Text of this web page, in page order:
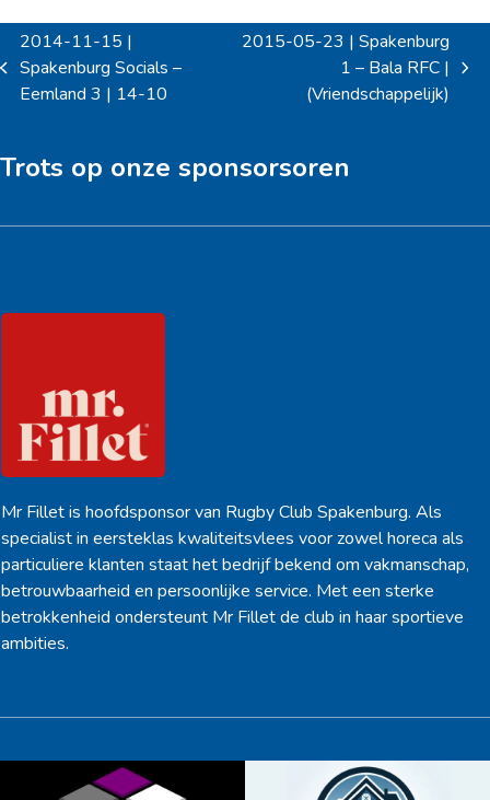
previous
post:
2014-11-15 |
Spakenburg Socials –
Eemland 3 | 14-10
2015-05-23 | Spakenburg
1 – Bala RFC |
(Vriendschappelijk)
Trots op onze sponsorsoren
Mr Fillet is hoofdsponsor van Rugby Club Spakenburg. Als
specialist in eersteklas kwaliteitsvlees voor zowel horeca als
particuliere klanten staat het bedrijf bekend om vakmanschap,
betrouwbaarheid en persoonlijke service. Met een sterke
betrokkenheid ondersteunt Mr Fillet de club in haar sportieve
ambities.